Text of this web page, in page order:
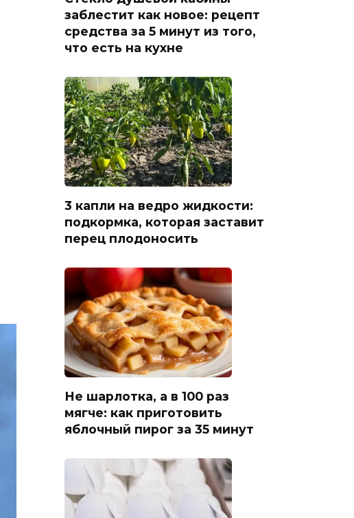
заблестит как новое: рецепт
средства за 5 минут из того,
что есть на кухне
3 капли на ведро жидкости:
подкормка, которая заставит
перец плодоносить
Не шарлотка, а в 100 раз
мягче: как приготовить
яблочный пирог за 35 минут